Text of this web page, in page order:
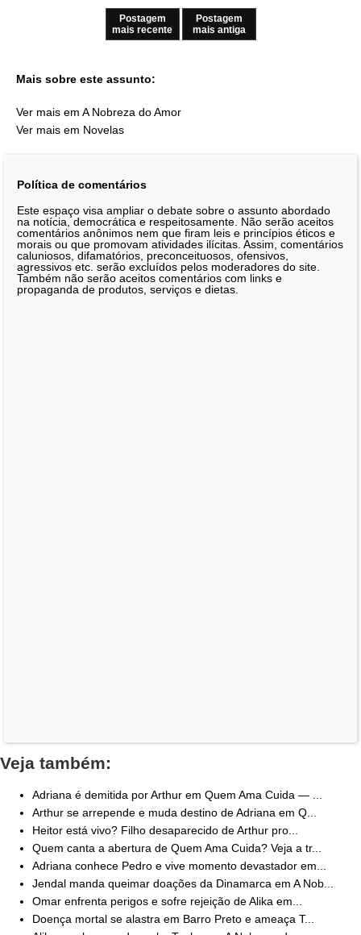
Postagem
mais recente
Postagem
mais antiga
Mais sobre este assunto:
Ver mais em A Nobreza do Amor
Ver mais em Novelas
Política de comentários
Este espaço visa ampliar o debate sobre o assunto abordado
na notícia, democrática e respeitosamente. Não serão aceitos
comentários anônimos nem que firam leis e princípios éticos e
morais ou que promovam atividades ilícitas. Assim, comentários
caluniosos, difamatórios, preconceituosos, ofensivos,
agressivos etc. serão excluídos pelos moderadores do site.
Também não serão aceitos comentários com links e
propaganda de produtos, serviços e dietas.
Veja também:
Adriana é demitida por Arthur em Quem Ama Cuida — ...
Arthur se arrepende e muda destino de Adriana em Q...
Heitor está vivo? Filho desaparecido de Arthur pro...
Quem canta a abertura de Quem Ama Cuida? Veja a tr...
Adriana conhece Pedro e vive momento devastador em...
Jendal manda queimar doações da Dinamarca em A Nob...
Omar enfrenta perigos e sofre rejeição de Alika em...
Doença mortal se alastra em Barro Preto e ameaça T...